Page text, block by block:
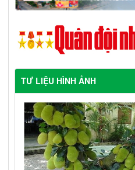
TƯ LIỆU HÌNH ẢNH